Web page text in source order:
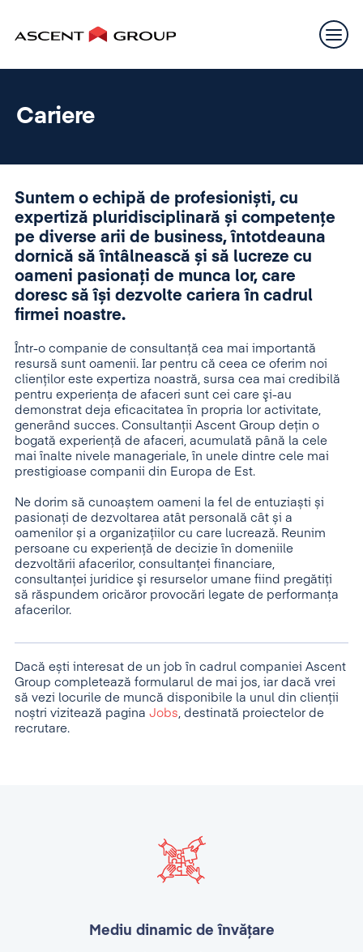
Cariere
Suntem o echipă de profesioniști, cu
expertiză pluridisciplinară și competențe
pe diverse arii de business, întotdeauna
dornică să întâlnească și să lucreze cu
oameni pasionați de munca lor, care
doresc să își dezvolte cariera în cadrul
firmei noastre.
Într-o companie de consultanță cea mai importantă
resursă sunt oamenii. Iar pentru că ceea ce oferim noi
clienților este expertiza noastră, sursa cea mai credibilă
pentru experienţa de afaceri sunt cei care şi-au
demonstrat deja eficacitatea în propria lor activitate,
generând succes. Consultanţii Ascent Group dețin o
bogată experienţă de afaceri, acumulată până la cele
mai înalte nivele manageriale, în unele dintre cele mai
prestigioase companii din Europa de Est.
Ne dorim să cunoaștem oameni la fel de entuziaști și
pasionați de dezvoltarea atât personală cât și a
oamenilor și a organizațiilor cu care lucrează. Reunim
persoane cu experienţă de decizie în domeniile
dezvoltării afacerilor, consultanţei financiare,
consultanţei juridice şi resurselor umane fiind pregătiți
să răspundem oricăror provocări legate de performanţa
afacerilor.
Dacă ești interesat de un job în cadrul companiei Ascent
Group completează formularul de mai jos, iar dacă vrei
să vezi locurile de muncă disponibile la unul din clienții
noștri vizitează pagina Jobs, destinată proiectelor de
recrutare.
Mediu dinamic de învățare